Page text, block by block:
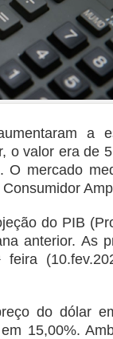
a
o valor era de
O mercado
do PIB
anterior. As
do dólar
15,00%.